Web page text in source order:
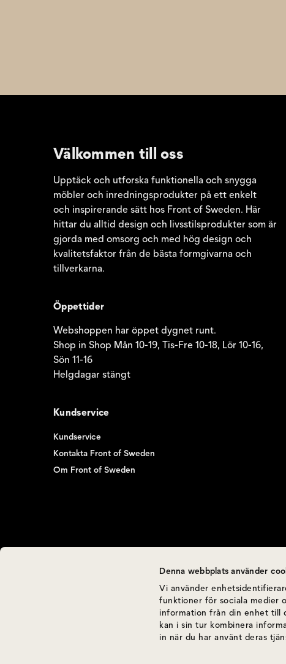
Denna webbplats använder
Vi använder
funktioner för sociala medier
information från din enhet till
kan i sin tur kombinera
in när du har använt deras
Välkommen till oss
Upptäck och utforska funktionella och snygga
möbler och inredningsprodukter på ett enkelt
och inspirerande sätt hos Front of Sweden. Här
hittar du alltid design och livsstilsprodukter som är
gjorda med omsorg och med hög design och
kvalitetsfaktor från de bästa formgivarna och
tillverkarna.
Öppettider
Webshoppen har öppet dygnet runt.
Shop in Shop Mån 10-19, Tis-Fre 10-18, Lör 10-16,
Sön 11-16
Helgdagar stängt
Kundservice
Kundservice
Kontakta Front of Sweden
Om Front of Sweden